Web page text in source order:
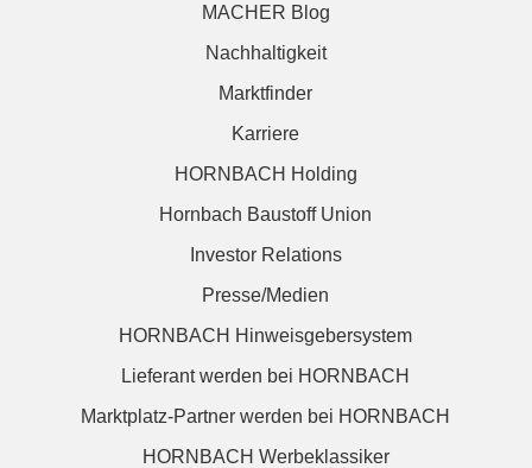
MACHER Blog
Nachhaltigkeit
Marktfinder
Karriere
HORNBACH Holding
Hornbach Baustoff Union
Investor Relations
Presse/Medien
HORNBACH Hinweisgebersystem
Lieferant werden bei HORNBACH
Marktplatz-Partner werden bei HORNBACH
HORNBACH Werbeklassiker